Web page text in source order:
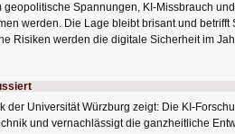
Spannungen, KI-Missbrauch
werden. Die Lage bleibt brisant und betrifft
Risiken werden die digitale Sicherheit im
der Universität Würzburg zeigt: Die KI-
und vernachlässigt die ganzheitliche